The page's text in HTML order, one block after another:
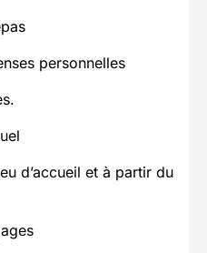
personnelles
d’accueil et à partir du